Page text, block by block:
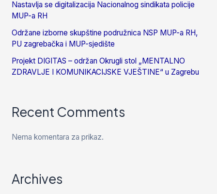
Nastavlja se digitalizacija Nacionalnog sindikata policije
MUP-a RH
Održane izborne skupštine podružnica NSP MUP-a RH,
PU zagrebačka i MUP-sjedište
Projekt DIGITAS – održan Okrugli stol „MENTALNO
ZDRAVLJE I KOMUNIKACIJSKE VJEŠTINE“ u Zagrebu
Recent Comments
Nema komentara za prikaz.
Archives